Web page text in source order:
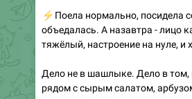
тяжёлый, настроение на нуле, и
Дело не в шашлыке. Дело в том,
ужином в 22:00.